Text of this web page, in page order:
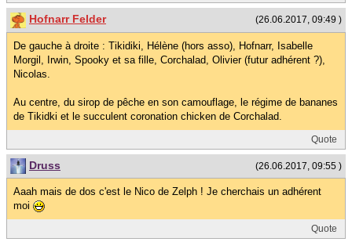
(26.06.2017, 09:49 )
Hofnarr Felder
De gauche à droite : Tikidiki, Hélène (hors asso), Hofnarr, Isabelle
Morgil, Irwin, Spooky et sa fille, Corchalad, Olivier (futur adhérent ?),
Nicolas.
Au centre, du sirop de pêche en son camouflage, le régime de bananes
de Tikidki et le succulent coronation chicken de Corchalad.
Quote
(26.06.2017, 09:55 )
Druss
Aaah mais de dos c'est le Nico de Zelph ! Je cherchais un adhérent
moi
Quote